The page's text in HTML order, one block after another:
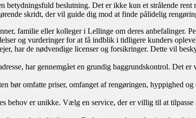
beslutning. Det er ikke kun et strålende rent
skridt, der vil guide dig mod at finde pålidelig
familie eller kolleger i Lellinge om deres anbefalinger.
og vurderinger for at få indblik i tidligere kunders
har de nødvendige licenser og forsikringer. Dette vil
har gennemgået en grundig baggrundskontrol. Det
bør omfatte priser, omfanget af rengøringen, hyppighed og
behov er unikke. Vælg en service, der er villig til at